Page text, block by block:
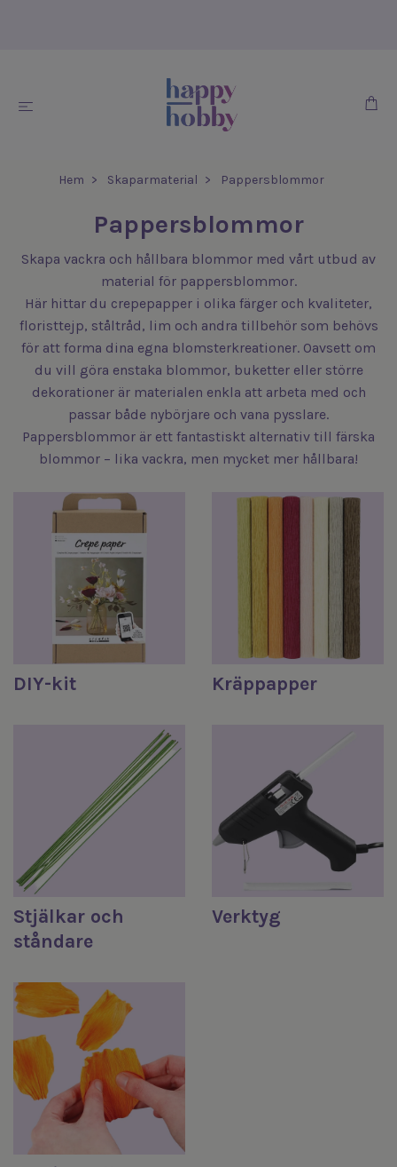
Hem Skaparmaterial Pappersblommor
Pappersblommor
Skapa vackra och hållbara blommor med vårt utbud av
material för pappersblommor.
Här hittar du crepepapper i olika färger och kvaliteter,
floristtejp, ståltråd, lim och andra tillbehör som behövs
för att forma dina egna blomsterkreationer. Oavsett om
du vill göra enstaka blommor, buketter eller större
dekorationer är materialen enkla att arbeta med och
passar både nybörjare och vana pysslare.
Pappersblommor är ett fantastiskt alternativ till färska
blommor – lika vackra, men mycket mer hållbara!
DIY-kit Kräppapper
Stjälkar och
ståndare
Verktyg